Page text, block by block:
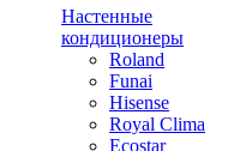
Настенные
кондиционеры
Roland
Funai
Hisense
Royal Clima
Ecostar